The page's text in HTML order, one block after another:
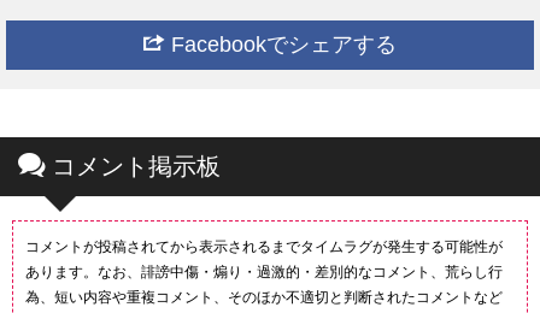
Facebookでシェアする
コメント掲示板
コメントが投稿されてから表示されるまでタイムラグが発生する可能性が
あります。なお、誹謗中傷・煽り・過激的・差別的なコメント、荒らし行
為、短い内容や重複コメント、そのほか不適切と判断されたコメントなど